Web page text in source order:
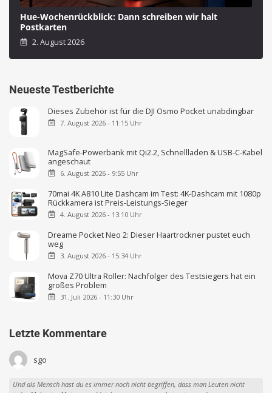
Hue-Wochenrückblick: Dann schreiben wir halt
Postkarten
2. August 2026
Neueste Testberichte
Dieses Zubehör ist für die DJI Osmo Pocket unabdingbar
7. August 2026 - 11:15 Uhr
MagSafe-Powerbank mit Qi2.2, Schnellladen & USB-C-Kabel
angeschaut
6. August 2026 - 9:55 Uhr
70mai 4K A810 Lite Dashcam im Test: 4K-Dashcam mit 1080p
Rückkamera ist Preis-Leistungs-Sieger
4. August 2026 - 13:10 Uhr
Dreame Pocket Neo 2: Dieser Haartrockner pustet euch
weg
3. August 2026 - 15:34 Uhr
Mova Z70 Ultra Roller: Nachfolger des Testsiegers hat ein
großes Problem
31. Juli 2026 - 11:30 Uhr
Letzte Kommentare
sgo
Und als Mensch hast du es immer noch nicht begriffen, dass man Leuten nicht